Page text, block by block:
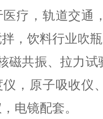
医疗，轨道交通
，饮料行业吹
磁共振、拉力
，原子吸收仪
电镜配套。